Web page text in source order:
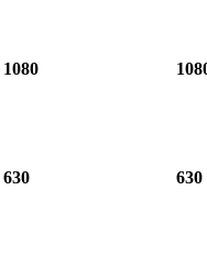
1080
630 630